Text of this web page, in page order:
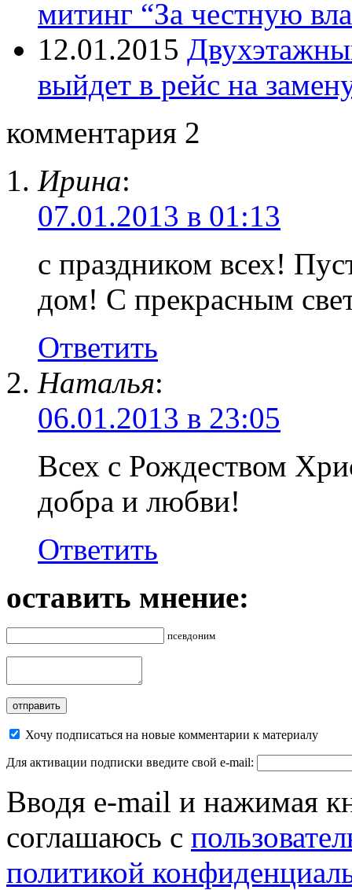
митинг “За честную
12.01.2015
выйдет в рейс на
комментария 2
Ирина:
07.01.2013 в 01:13
с праздником всех!
дом! С прекрасным
Ответить
Наталья:
06.01.2013 в 23:05
Всех с Рождеством
добра и любви!
Ответить
оставить мнение:
псевдоним
Хочу подписаться на новые комментарии к материалу
Для активации подписки введите свой e-mail:
Вводя e-mail и нажимая
соглашаюсь с
политикой